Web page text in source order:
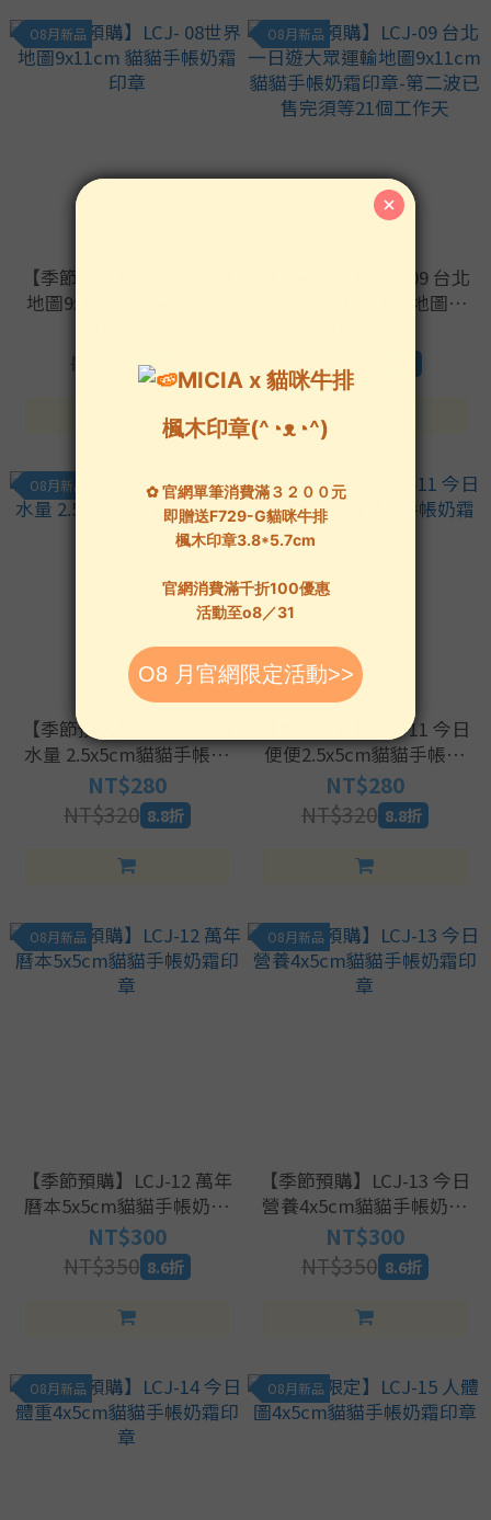
O8月新品
【季節預購】LCJ- 08世界
地圖9x11cm 貓貓手帳奶
NT$650 9折
O8月新品
【季節預購】LCJ-09 台北
一日遊大眾運輸地圖
章-第二波已售完須等21個
工作天
NT$650
O8月新品
【季節預購】LCJ-10 今日
水量 2.5x5cm貓貓手帳奶
霜印章
NT$280
NT$320 8.8折
O8月新品
【季節預購】LCJ-11 今日
便便2.5x5cm貓貓手帳奶
霜印章
NT$280
NT$320 8.8折
O8月新品
【季節預購】LCJ-12 萬年
曆本5x5cm貓貓手帳奶霜
印章
NT$300
NT$350 8.6折
O8月新品
【季節預購】LCJ-13 今日
營養4x5cm貓貓手帳奶霜
印章
NT$300
NT$350 8.6折
O8月新品 O8月新品